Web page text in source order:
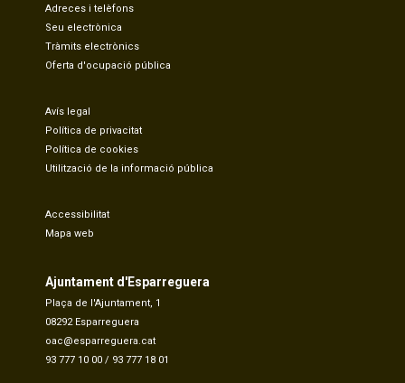
Adreces i telèfons
Seu electrònica
Tràmits electrònics
Oferta d'ocupació pública
Avís legal
Política de privacitat
Política de cookies
Utilització de la informació pública
Accessibilitat
Mapa web
Ajuntament d'Esparreguera
Plaça de l'Ajuntament, 1
08292 Esparreguera
oac@esparreguera.cat
93 777 10 00 / 93 777 18 01